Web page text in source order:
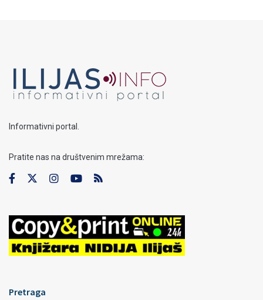
Informativni portal.
Pratite nas na društvenim mrežama:
Pretraga